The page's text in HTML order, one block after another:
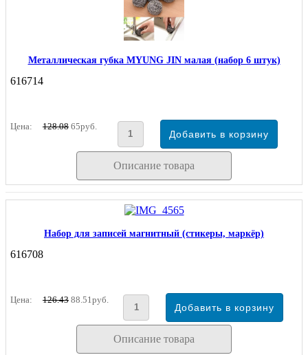
Металлическая губка MYUNG JIN малая (набор 6 штук)
616714
Цена: 128.08 65руб.
Описание товара
Набор для записей магнитный (стикеры, маркёр)
616708
Цена: 126.43 88.51руб.
Описание товара